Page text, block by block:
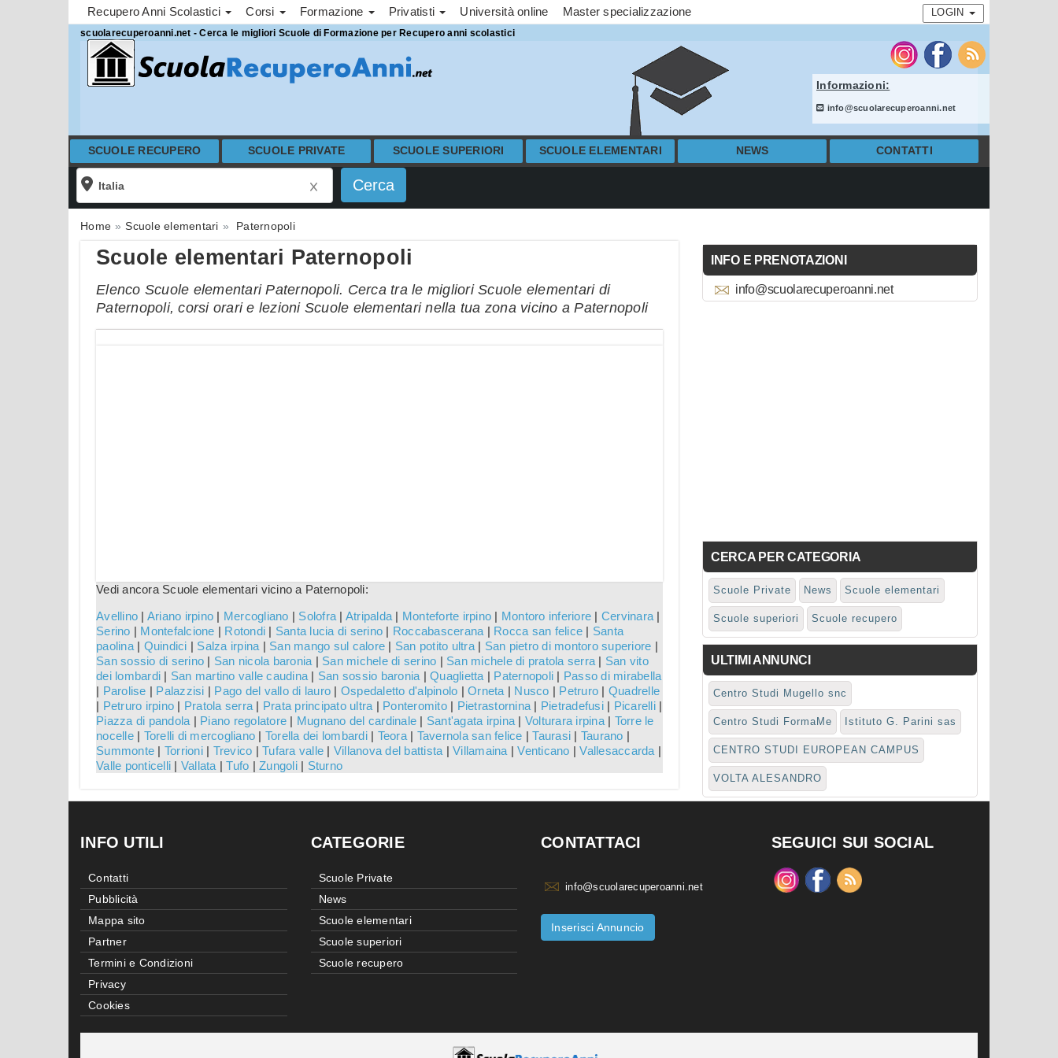
Recupero Anni Scolastici Corsi Formazione Privatisti Università online Master specializzazione LOGIN
scuolarecuperoanni.net - Cerca le migliori Scuole di Formazione per Recupero anni scolastici
Informazioni:
info@scuolarecuperoanni.net
SCUOLE RECUPERO SCUOLE PRIVATE SCUOLE SUPERIORI SCUOLE ELEMENTARI NEWS CONTATTI
Home Scuole elementari Paternopoli
Scuole elementari Paternopoli
Elenco Scuole elementari Paternopoli. Cerca tra le migliori Scuole elementari di
Paternopoli, corsi orari e lezioni Scuole elementari nella tua zona vicino a Paternopoli
Vedi ancora Scuole elementari vicino a Paternopoli:
Avellino | Ariano irpino | Mercogliano | Solofra | Atripalda | Monteforte irpino | Montoro inferiore | Cervinara |
Serino | Montefalcione | Rotondi | Santa lucia di serino | Roccabascerana | Rocca san felice | Santa
paolina| Quindici | Salza irpina | San mango sul calore | San potito ultra| San pietro di montoro superiore |
San sossio di serino | San nicola baronia | San michele di serino | San michele di pratola serra | San vito
dei lombardi | San martino valle caudina | San sossio baronia | Quaglietta | Paternopoli | Passo di mirabella
| Parolise | Palazzisi | Pago del vallo di lauro | Ospedaletto d'alpinolo | Orneta | Nusco | Petruro | Quadrelle
| Petruro irpino | Pratola serra | Prata principato ultra | Ponteromito| Pietrastornina | Pietradefusi| Picarelli|
Piazza di pandola | Piano regolatore | Mugnano del cardinale | Sant'agata irpina | Volturara irpina| Torre le
nocelle| Torelli di mercogliano | Torella dei lombardi| Teora| Tavernola san felice |Taurasi | Taurano |
Summonte | Torrioni| Trevico | Tufara valle | Villanova del battista | Villamaina |Venticano |Vallesaccarda |
Valle ponticelli | Vallata |Tufo | Zungoli| Sturno
INFO E PRENOTAZIONI
info@scuolarecuperoanni.net
CERCA PER CATEGORIA
Scuole Private News Scuole elementari
Scuole superiori Scuole recupero
ULTIMI ANNUNCI
Centro Studi Mugello snc
Centro Studi FormaMe Istituto G. Parini sas
CENTRO STUDI EUROPEAN CAMPUS
VOLTA ALESANDRO
INFO UTILI
Contatti
Pubblicità
Mappa sito
Partner
Termini e Condizioni
Privacy
Cookies
CATEGORIE
Scuole Private
News
Scuole elementari
Scuole superiori
Scuole recupero
CONTATTACI
info@scuolarecuperoanni.net
Inserisci Annuncio
SEGUICI SUI SOCIAL